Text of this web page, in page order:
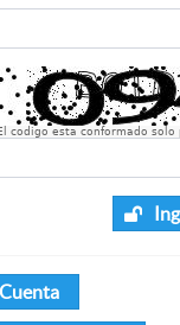
codigo esta conformado